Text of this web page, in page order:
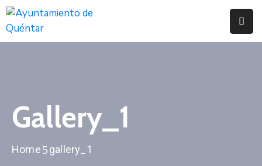
Servicios
Actualidad
Gallery_1
Home gallery_1